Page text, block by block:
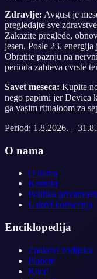
Zdravlje: Avgust je
pregledajte sve
Zakazite preglede,
jesen. Posle 23.
Obratite paznju na
perioda zahteva cvrste
Savet meseca: Kupite
nego papirni jer Devica
ga vasim ritualoom za
Period: 1.8.2026. –
O nama
O nama
Kontakt
Politika privatnosti
Uslovi koriscenja
Enciklopedija
Znakovi zodijaka
Planete
Kuce